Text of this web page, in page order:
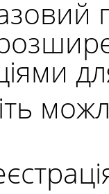
серед
UI
UNIVERSITY
02.04.2025